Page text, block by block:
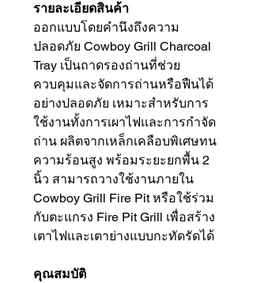
รายละเอียดสินค้า
ออกแบบโดยคำนึงถึงความ
ปลอดภัย Cowboy Grill Charcoal
Tray เป็นถาดรองถ่านที่ช่วย
ควบคุมและจัดการถ่านหรือฟืนได้
อย่างปลอดภัย เหมาะสำหรับการ
ใช้งานทั้งการเผาไฟและการกำจัด
ถ่าน ผลิตจากเหล็กเคลือบพิเศษทน
ความร้อนสูง พร้อมระยะยกพื้น 2
นิ้ว สามารถวางใช้งานภายใน
Cowboy Grill Fire Pit หรือใช้ร่วม
กับตะแกรง Fire Pit Grill เพื่อสร้าง
เตาไฟและเตาย่างแบบกะทัดรัดได้
คุณสมบัติ